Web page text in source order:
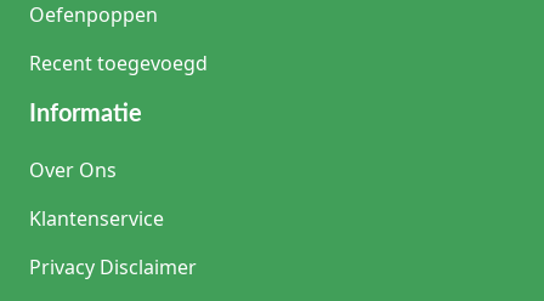
Oefenpoppen
Recent toegevoegd
Informatie
Over Ons
Klantenservice
Privacy Disclaimer